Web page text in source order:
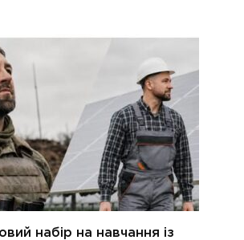
набір на навчання із